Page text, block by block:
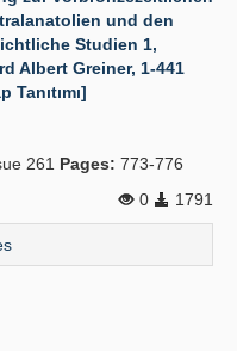
und den
Studien 1,
Albert Greiner, 1-441
261 Pages: 773-776
0
1791